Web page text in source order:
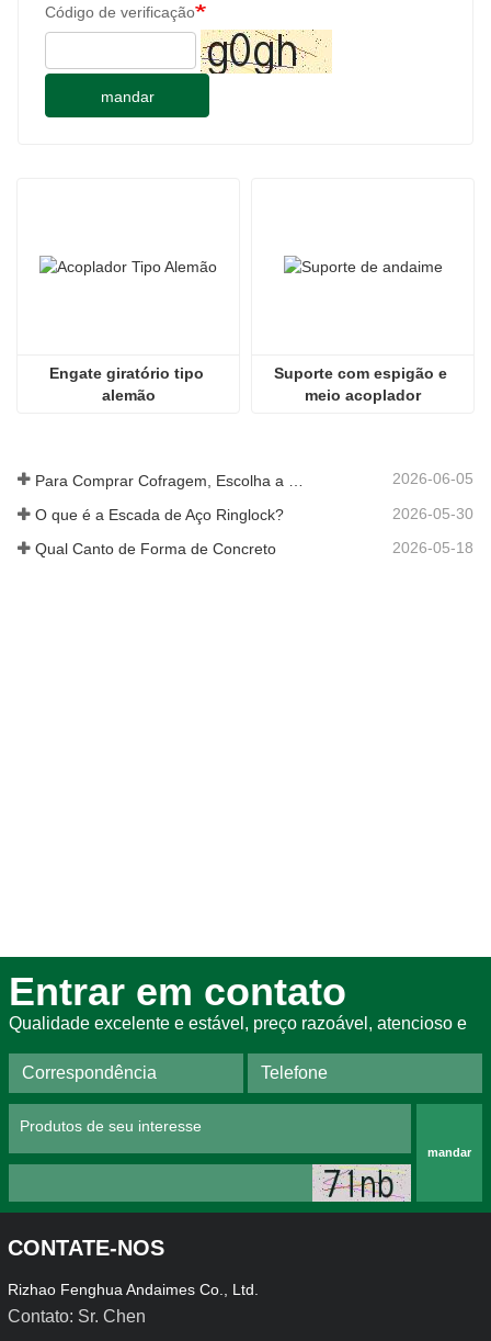
Código de verificação
mandar
Engate giratório tipo
alemão
Suporte com espigão e
meio acoplador
2026-06-05
O que é a Escada de Aço Ringlock? 2026-05-30
Qual Canto de Forma de Concreto 2026-05-18
Entrar em contato
Qualidade excelente e estável, preço razoável, atencioso e
mandar
CONTATE-NOS
Rizhao Fenghua Andaimes Co., Ltd.
Contato: Sr. Chen